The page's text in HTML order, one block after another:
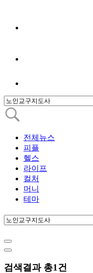
전체뉴스
피플
헬스
라이프
컬처
머니
테마
검색결과 총1건